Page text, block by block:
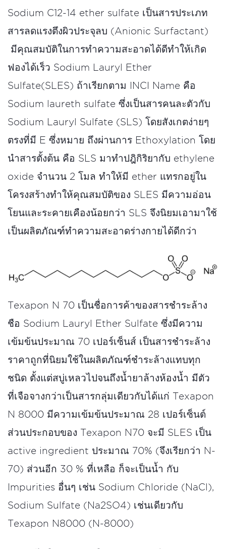
Sodium C12-14 ether sulfate เป็นสารประเภท
สารลดแรงตึงผิวประจุลบ (Anionic Surfactant)
มีคุณสมบัติในการทําความสะอาดได้ดีทำให้เกิด
ฟองได้เร็ว Sodium Lauryl Ether
Sulfate(SLES) ถ้าเรียกตาม INCI Name คือ
Sodium laureth sulfate ซึ่งเป็นสารคนละตัวกับ
Sodium Lauryl Sulfate (SLS) โดยสังเกตง่ายๆ
ตรงที่มี E ซึ่งหมาย ถึงผ่านการ Ethoxylation โดย
นำสารตั้งต้น คือ SLS มาทำปฎิกิริยากับ ethylene
oxide จำนวน 2 โมล ทำให้มี ether แทรกอยู่ใน
โครงสร้างทำให้คุณสมบัติของ SLES มีความอ่อน
โยนและระคายเคืองน้อยกว่า SLS จึงนิยมเอามาใช้
เป็นผลิตภัณฑ์ทําความสะอาดร่างกายได้ดีกว่า
Texapon N 70 เป็นชื่อการค้าของสารชำระล้าง
ชือ Sodium Lauryl Ether Sulfate ซึ่งมีความ
เข้มข้นประมาณ 70 เปอร์เซ็นส์ เป็นสารชำระล้าง
ราคาถูกที่นิยมใช้ในผลิตภัณฑ์ชำระล้างแทบทุก
ชนิด ตั้งแต่สบู่เหลวไปจนถึงน้ำยาล้างห้องน้ำ มีตัว
ที่เจือจางกว่าเป็นสารกลุ่มเดียวกับได้แก่ Texapon
N 8000 มีความเข้มข้นประมาณ 28 เปอร์เซ็นต์
ส่วนประกอบของ Texapon N70 จะมี SLES เป็น
active ingredient ประมาณ 70% (จึงเรียกว่า N-
70) ส่วนอีก 30 % ที่เหลือ ก็จะเป็นน้ำ กับ
Impurities อื่นๆ เช่น Sodium Chloride (NaCl),
Sodium Sulfate (Na2SO4) เช่นเดียวกับ
Texapon N8000 (N-8000)